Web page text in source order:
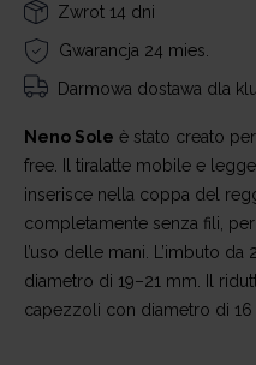
Zwrot 14 dni
Gwarancja 24 mies.
Darmowa dostawa dla
Neno Sole è stato creato
free. Il tiralatte mobile e
inserisce nella coppa del
completamente senza fili,
l’uso delle mani. L’imbuto
diametro di 19–21 mm. Il
capezzoli con diametro di 16